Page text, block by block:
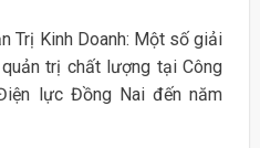
Trị Kinh Doanh: Một số giải
trị chất lượng tại Công
lực Đồng Nai đến năm